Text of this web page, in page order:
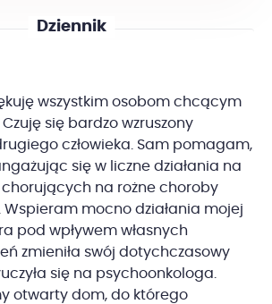
Dziennik
wszystkim osobom chcącym
się bardzo wzruszony
człowieka. Sam pomagam,
się w liczne działania na
chorujących na rożne choroby
Wspieram mocno działania mojej
pod wpływem własnych
zmieniła swój dotychczasowy
się na psychoonkologa.
otwarty dom, do którego